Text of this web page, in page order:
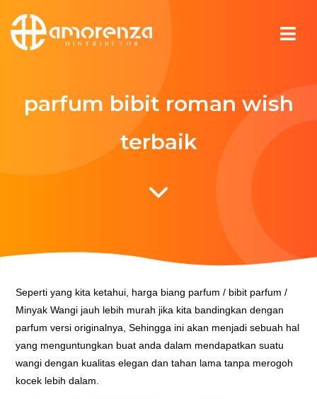
parfum bibit roman wish
terbaik
Seperti yang kita ketahui, harga biang parfum / bibit parfum /
Minyak Wangi jauh lebih murah jika kita bandingkan dengan
parfum versi originalnya, Sehingga ini akan menjadi sebuah hal
yang menguntungkan buat anda dalam mendapatkan suatu
wangi dengan kualitas elegan dan tahan lama tanpa merogoh
kocek lebih dalam.